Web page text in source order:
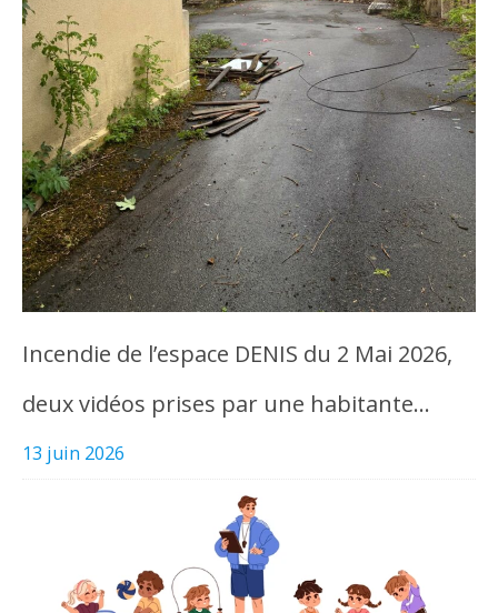
Incendie de l’espace DENIS du 2 Mai 2026,
deux vidéos prises par une habitante…
13 juin 2026